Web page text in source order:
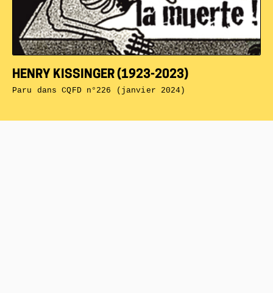
HENRY KISSINGER (1923-2023)
Paru dansCQFD n°226 (janvier 2024)